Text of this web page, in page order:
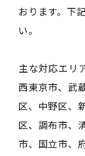
おります。下
い。
――主な対応エリア
西東京市、武
区、中野区、
区、調布市、
市、国立市